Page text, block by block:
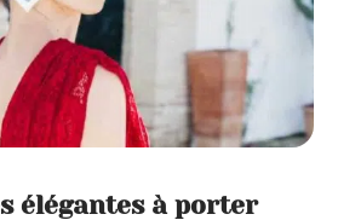
élégantes à porter